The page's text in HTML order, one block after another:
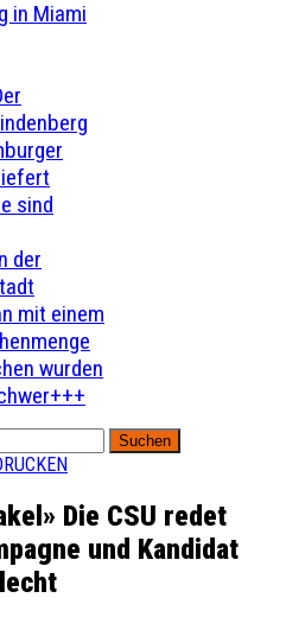
in Miami
sind
der
mit einem
wurden
Die CSU redet
und Kandidat